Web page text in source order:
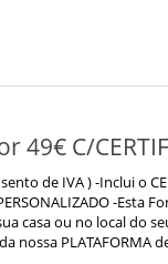
49€ C/
de IVA ) -Inclui o
-Esta
casa ou no local do
PLATAFORMA